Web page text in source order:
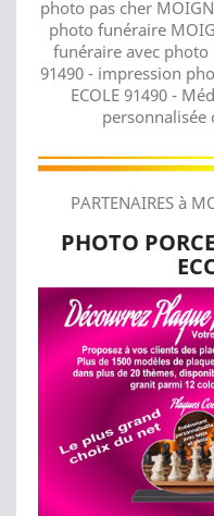
photo pas cher
photo funéraire
funéraire avec photo
91490 - impression
ECOLE 91490 -
personnalisée
PARTENAIRES à
PHOTO